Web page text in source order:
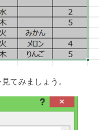
てみましょう。